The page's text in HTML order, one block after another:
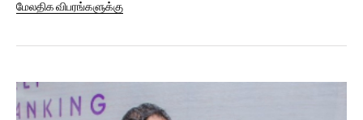
மேலதிக விபரங்களுக்கு